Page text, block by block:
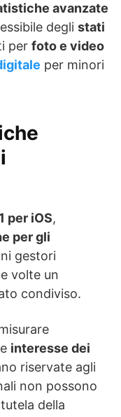
avanzate
degli stati
per foto e video
per minori
per iOS,
per gli
gestori
volte un
condiviso.
e interesse dei
riservate agli
non possono
della